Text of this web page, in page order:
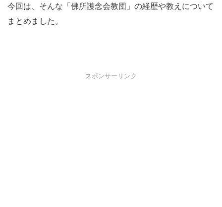
今回は、そんな「佛所護念会教団」の経歴や教えについて
まとめました。
スポンサーリンク